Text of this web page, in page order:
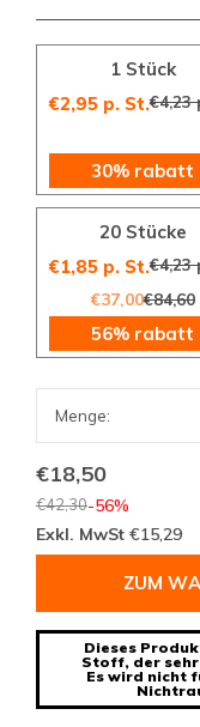
1 Stück
€2,95 p. St.€4,23
30% rabatt
20 Stücke
€1,85 p. St.€4,23
€37,00€84,60
56% rabatt
€18,50
€42,30-56%
Exkl. MwSt €15,29
ZUM
Dieses
Stoff, der
Es wird nicht